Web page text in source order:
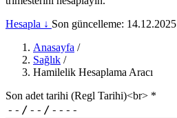
Hesapla ↓ Son güncelleme: 14.12.2025
Anasayfa /
Sağlık /
Hamilelik Hesaplama Aracı
Son adet tarihi (Regl Tarihi)<br> *